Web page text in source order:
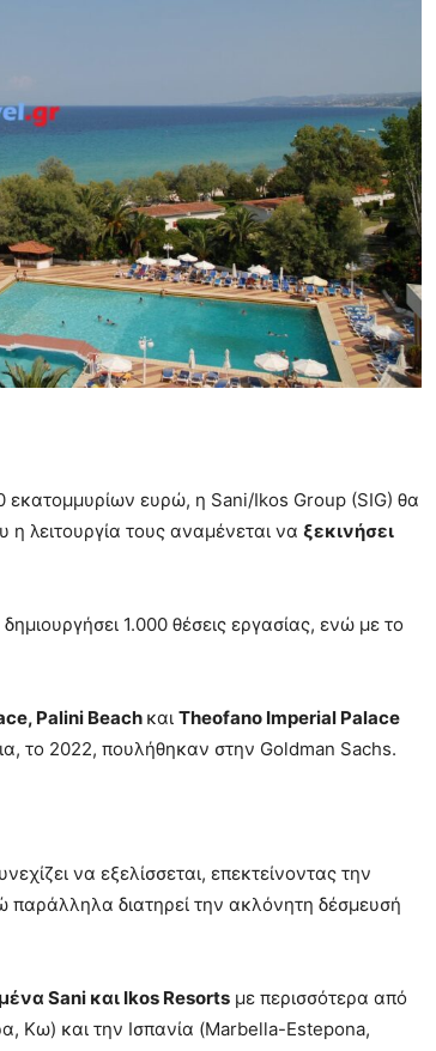
ευρώ, η Sani/Ikos Group (SIG) θα
λειτουργία τους αναμένεται να ξεκινήσει
1.000 θέσεις εργασίας, ενώ με το
, Palini Beach και Τheofano Imperial Palace
το 2022, πουλήθηκαν στην Goldman Sachs.
να εξελίσσεται, επεκτείνοντας την
διατηρεί την ακλόνητη δέσμευσή
Sani και Ikos Resorts με περισσότερα από
Κω) και την Ισπανία (Marbella-Estepona,